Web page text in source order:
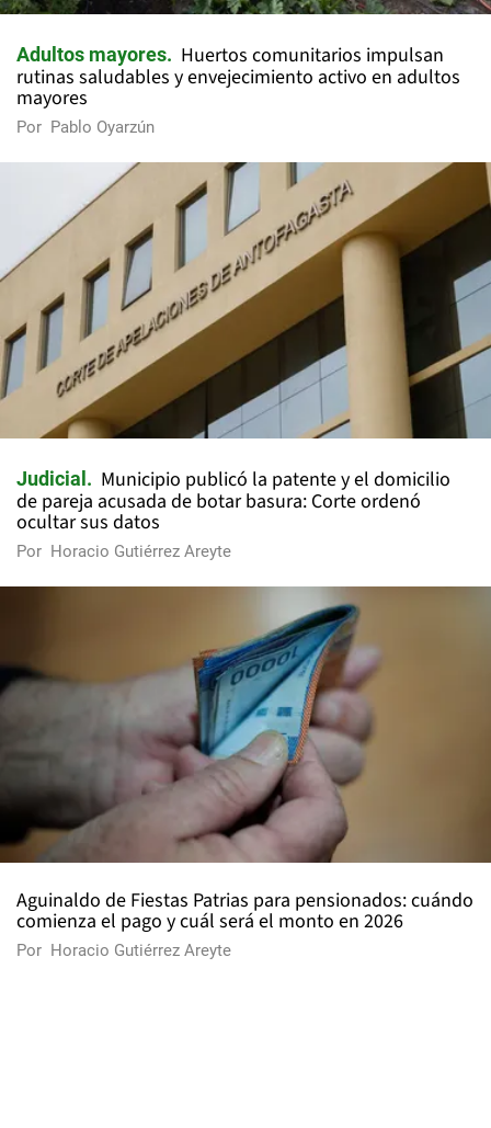
Adultos mayores
Huertos comunitarios impulsan
rutinas saludables y envejecimiento activo en adultos
mayores
Por Pablo Oyarzún
Judicial
Municipio publicó la patente y el domicilio
de pareja acusada de botar basura: Corte ordenó
ocultar sus datos
Por Horacio Gutiérrez Areyte
Aguinaldo de Fiestas Patrias para pensionados: cuándo
comienza el pago y cuál será el monto en 2026
Por Horacio Gutiérrez Areyte